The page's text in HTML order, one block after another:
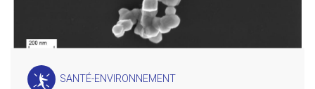
SANTÉ-ENVIRONNEMENT